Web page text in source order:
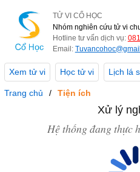
TỬ VI CỔ HỌC
Nhóm nghiên cứu tử vi
Hotline tư vấn dịch vụ:
Email:
Xem tử vi Học tử vi Lịch lá
Trang chủ Tiện ích
Xử lý
Hệ thống đang thực